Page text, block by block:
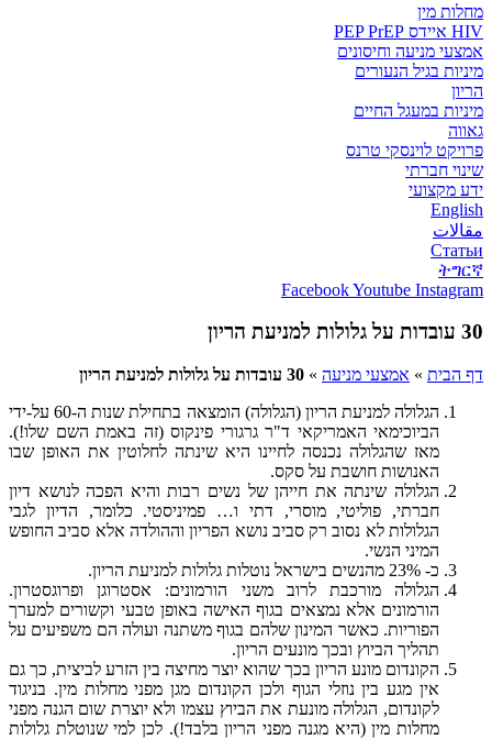
מחלות מין
HIV איידס PEP PrEP
אמצעי מניעה וחיסונים
מיניות בגיל הנעורים
הריון
מיניות במעגל החיים
גאווה
פרויקט לוינסקי טרנס
שינוי חברתי
ידע מקצועי
English
مقالات
Статьи
ትግርኛ
FacebookYoutube Instagram
30 עובדות על גלולות למניעת הריון
דף הבית » אמצעי מניעה » 30 עובדות על גלולות למניעת הריון
הגלולה למניעת הריון (הגלולה) הומצאה בתחילת שנות ה-60 על-ידי
הביוכימאי האמריקאי ד"ר גרגורי פינקוס (זה באמת השם שלו!).
מאז שהגלולה נכנסה לחיינו היא שינתה לחלוטין את האופן שבו
האנושות חושבת על סקס.
הגלולה שינתה את חייהן של נשים רבות והיא הפכה לנושא דיון
חברתי, פוליטי, מוסרי, דתי ו… פמיניסטי. כלומר, הדיון לגבי
הגלולות לא נסוב רק סביב נושא הפריון וההולדה אלא סביב החופש
המיני הנשי.
כ- 23% מהנשים בישראל נוטלות גלולות למניעת הריון.
הגלולה מורכבת לרוב משני הורמונים: אסטרוגן ופרוגסטרון.
הורמונים אלא נמצאים בגוף האישה באופן טבעי וקשורים למערך
הפוריות. כאשר המינון שלהם בגוף משתנה ועולה הם משפיעים על
תהליך הביוץ ובכך מונעים הריון.
הקונדום מונע הריון בכך שהוא יוצר מחיצה בין הזרע לביצית, כך גם
אין מגע בין נוזלי הגוף ולכן הקונדום מגן מפני מחלות מין. בניגוד
לקונדום, הגלולה מונעת את הביוץ עצמו ולא יוצרת שום הגנה מפני
מחלות מין (היא מגנה מפני הריון בלבד!). לכן למי שנוטלת גלולות